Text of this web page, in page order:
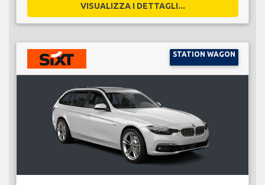
VISUALIZZA I DETTAGLI...
STATION WAGON